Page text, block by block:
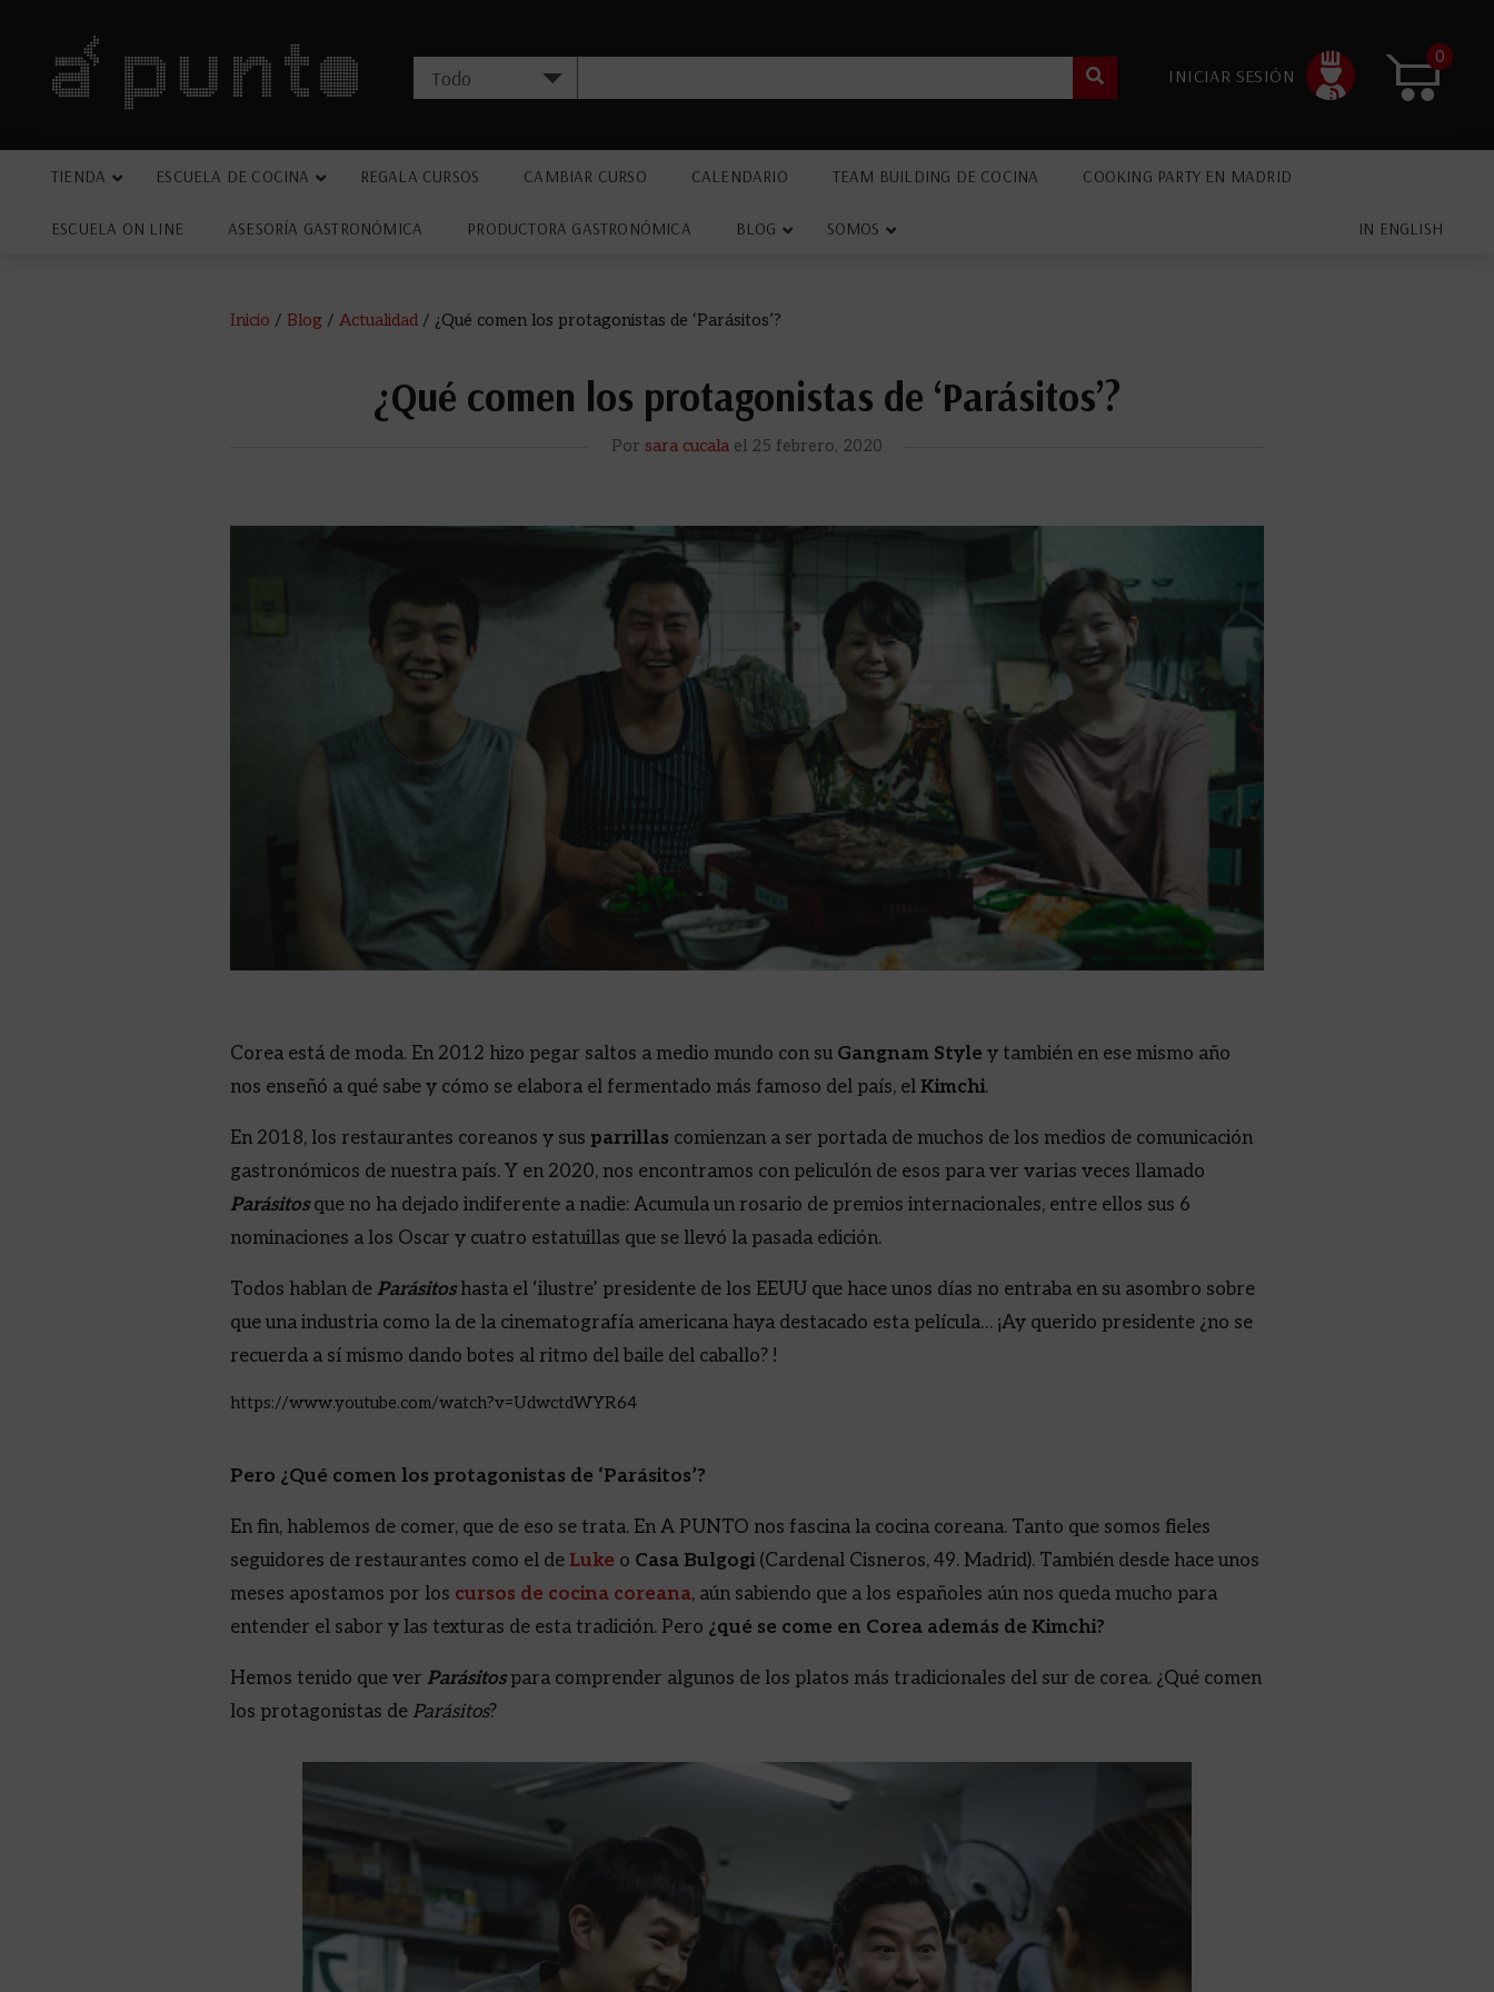
INICIAR SESIÓN
0
TIENDA ESCUELA DE COCINA REGALA CURSOS CAMBIAR CURSO CALENDARIO TEAM BUILDING DE COCINA COOKING PARTY EN MADRID
ESCUELA ON LINE ASESORÍA GASTRONÓMICA PRODUCTORA GASTRONÓMICA BLOG SOMOS IN ENGLISH
Inicio / Blog / Actualidad / ¿Qué comen los protagonistas de ‘Parásitos’?
¿Qué comen los protagonistas de ‘Parásitos’?
Por sara cucala el 25 febrero, 2020
Corea está de moda. En 2012 hizo pegar saltos a medio mundo con su Gangnam Style y también en ese mismo año
nos enseñó a qué sabe y cómo se elabora el fermentado más famoso del país, el Kimchi.
En 2018, los restaurantes coreanos y sus parrillas comienzan a ser portada de muchos de los medios de comunicación
gastronómicos de nuestra país. Y en 2020, nos encontramos con peliculón de esos para ver varias veces llamado
Parásitos que no ha dejado indiferente a nadie: Acumula un rosario de premios internacionales, entre ellos sus 6
nominaciones a los Oscar y cuatro estatuillas que se llevó la pasada edición.
Todos hablan de Parásitoshasta el ‘ilustre’ presidente de los EEUU que hace unos días no entraba en su asombro sobre
que una industria como la de la cinematografía americana haya destacado esta película… ¡Ay querido presidente ¿no se
recuerda a sí mismo dando botes al ritmo del baile del caballo? !
https://www.youtube.com/watch?v=UdwctdWYR64
Pero ¿Qué comen los protagonistas de ‘Parásitos’?
En fin, hablemos de comer, que de eso se trata. En A PUNTO nos fascina la cocina coreana. Tanto que somos fieles
seguidores de restaurantes como el de Luke o Casa Bulgogi (Cardenal Cisneros, 49. Madrid). También desde hace unos
meses apostamos por los cursos de cocina coreana, aún sabiendo que a los españoles aún nos queda mucho para
entender el sabor y las texturas de esta tradición. Pero ¿qué se come en Corea además de Kimchi?
Hemos tenido que ver Parásitospara comprender algunos de los platos más tradicionales del sur de corea. ¿Qué comen
los protagonistas de Parásitos?